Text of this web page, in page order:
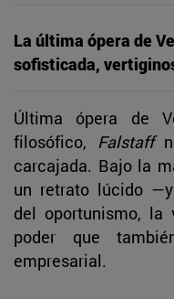
La última ópera de
sofisticada,
Última ópera de
filosófico, Falstaff
carcajada. Bajo la
un retrato lúcido
del oportunismo, la
poder que
empresarial.